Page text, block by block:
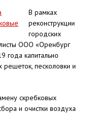
В рамках
реконструкции
городских
ООО «Оренбург
года капитально
песколовки и
скребковых
и очистки воздуха